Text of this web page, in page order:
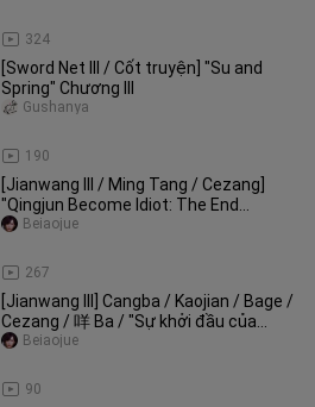
324
[Sword Net III / Cốt truyện] "Su and
Spring" Chương III
190
Gushanya
[Jianwang III / Ming Tang / Cezang]
"Qingjun Become Idiot: The End
Chapter" Hôm nay Lu Wangye có phả
267
Beiaojue
[Jianwang III] Cangba / Kaojian / Bage /
Cezang / 咩 Ba / "Sự khởi đầu của
chương thế giới hàng ngày"
90
Beiaojue